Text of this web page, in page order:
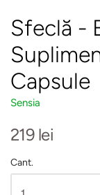
Sfeclă -
Capsule
Sensia
219 lei
Cant.